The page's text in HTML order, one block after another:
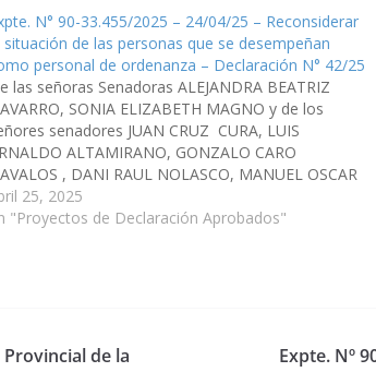
N° 90-33.455/2025 – 24/04/25 – Reconsiderar
situación de las personas que se desempeñan
personal de ordenanza – Declaración N° 42/25
las señoras Senadoras ALEJANDRA BEATRIZ
SONIA ELIZABETH MAGNO y de los
senadores JUAN CRUZ CURA, LUIS
ALTAMIRANO, GONZALO CARO
, DANI RAUL NOLASCO, MANUEL OSCAR
LEOPOLDO ARSENIO SALVA,WALTER
CRUZ , JORGE PABLO SOTO, WALTER
25, 2025
"Proyectos de Declaración Aprobados"
Provincial de la
Expte. Nº